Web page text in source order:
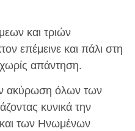
και τριών
επέμεινε και πάλι στη
απάντηση.
ακύρωση όλων των
κυνικά την
των Ηνωμένων